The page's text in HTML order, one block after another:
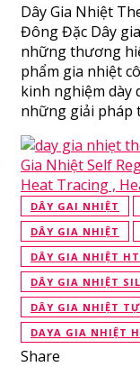
Dây Gia Nhiệt
Đông Đặc Dây
những thương
phẩm gia nhiệt
kinh nghiệm dày
những giải pháp
DÂY GAI NHIỆT
DÂY GIA NHIỆT
DÂY GIA NHIỆT
DÂY GIA NHIỆT
DÂY GIA NHIỆT
DAYA GIA NHIỆT
Share